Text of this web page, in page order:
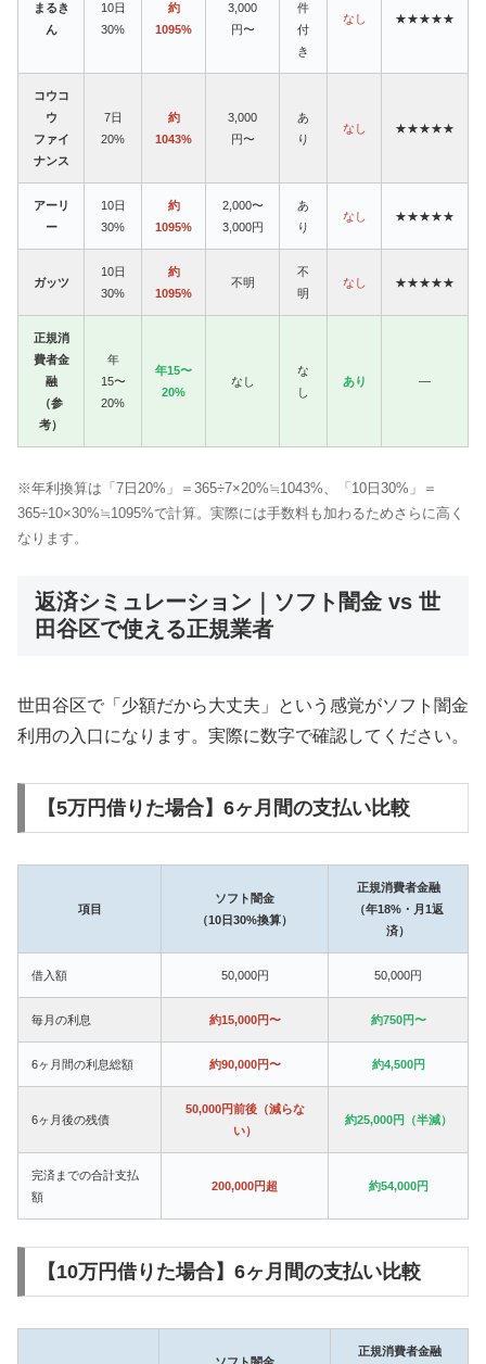
まるき
ん
10日
30%
約
1095%
3,000
円〜
件
付
き
なし ★★★★★
コウコ
ウ
ファイ
ナンス
7日
20%
約
1043%
3,000
円〜
あ
り
なし ★★★★★
アーリ
ー
10日
30%
約
1095%
2,000〜
3,000円
あ
り
なし ★★★★★
ガッツ
10日
30%
約
1095%
不明
不
明
なし ★★★★★
正規消
費者金
融
（参
考）
年
15〜
20%
年15〜
20%
なし
な
し
あり —
※年利換算は「7日20%」＝365÷7×20%≒1043%、「10日30%」＝
365÷10×30%≒1095%で計算。実際には手数料も加わるためさらに高く
なります。
返済シミュレーション｜ソフト闇金 vs 世
田谷区で使える正規業者
世田谷区で「少額だから大丈夫」という感覚がソフト闇金
利用の入口になります。実際に数字で確認してください。
【5万円借りた場合】6ヶ月間の支払い比較
項目
ソフト闇金
（10日30%換算）
正規消費者金融
（年18%・月1返
済）
借入額 50,000円 50,000円
毎月の利息 約15,000円〜 約750円〜
6ヶ月間の利息総額 約90,000円〜 約4,500円
6ヶ月後の残債
50,000円前後（減らな
い）
約25,000円（半減）
完済までの合計支払
額
200,000円超 約54,000円
【10万円借りた場合】6ヶ月間の支払い比較
正規消費者金融